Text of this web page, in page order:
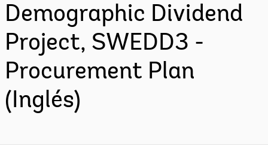
Demographic Dividend
Project, SWEDD3 -
Procurement Plan
(Inglés)